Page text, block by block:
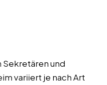
und
variiert je nach Art